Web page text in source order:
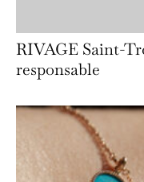
RIVAGE Saint-
responsable